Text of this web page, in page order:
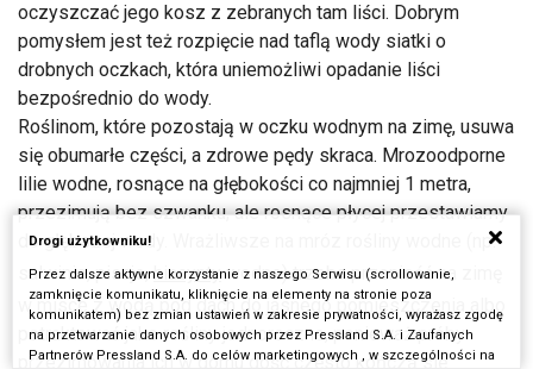
oczyszczać jego kosz z zebranych tam liści. Dobrym
pomysłem jest też rozpięcie nad taflą wody siatki o
drobnych oczkach, która uniemożliwi opadanie liści
bezpośrednio do wody.
Roślinom, które pozostają w oczku wodnym na zimę, usuwa
się obumarłe części, a zdrowe pędy skraca. Mrozoodporne
lilie wodne, rosnące na głębokości co najmniej 1 metra,
przezimują bez szwanku, ale rosnące płycej przestawiamy
do głębszej wody. Wrażliwsze na mróz rośliny wodne (np.
salwinie, piscje,hiacyntywodne) trzeba przenieść na zimę
w misce z wodą pod dach do jasnego pomieszczenia albo
potraktować jako rośliny jednoroczne, ponieważ próby
przezimowania ich w domu dość często kończą się
Drogi użytkowniku!
Przez dalsze aktywne korzystanie z naszego Serwisu (scrollowanie,
zamknięcie komunikatu, kliknięcie na elementy na stronie poza
komunikatem) bez zmian ustawień w zakresie prywatności, wyrażasz zgodę
na przetwarzanie danych osobowych przez Pressland S.A. i Zaufanych
Partnerów Pressland S.A. do celów marketingowych , w szczególności na